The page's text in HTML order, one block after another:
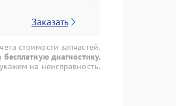
Заказать
стоимости запчастей.
бесплатную диагностику.
на неисправность.